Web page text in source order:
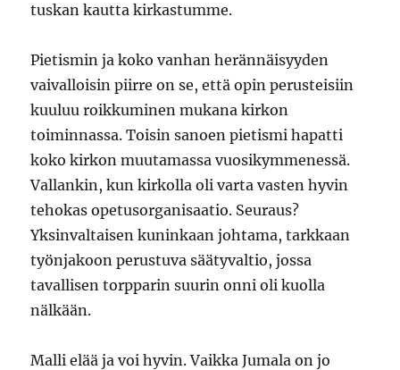
tuskan kautta kirkastumme.
Pietismin ja koko vanhan herännäisyyden
vaivalloisin piirre on se, että opin perusteisiin
kuuluu roikkuminen mukana kirkon
toiminnassa. Toisin sanoen pietismi hapatti
koko kirkon muutamassa vuosikymmenessä.
Vallankin, kun kirkolla oli varta vasten hyvin
tehokas opetusorganisaatio. Seuraus?
Yksinvaltaisen kuninkaan johtama, tarkkaan
työnjakoon perustuva säätyvaltio, jossa
tavallisen torpparin suurin onni oli kuolla
nälkään.
Malli elää ja voi hyvin. Vaikka Jumala on jo